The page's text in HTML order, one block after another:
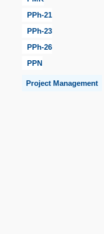
PPh-21
PPh-23
PPh-26
PPN
Project Management